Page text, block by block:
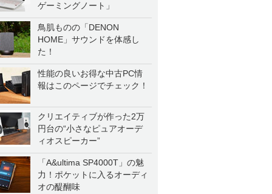
ゲーミングノート」
鳥肌ものの「DENON
HOME」サウンドを体感し
た！
性能の良いお得な中古PC情
報はこのページでチェック！
クリエイティブが作った2万
円台の“小さなピュアオーデ
ィオスピーカー”
「A&ultima SP4000T」の魅
力！ポケットに入るオーディ
オの醍醐味